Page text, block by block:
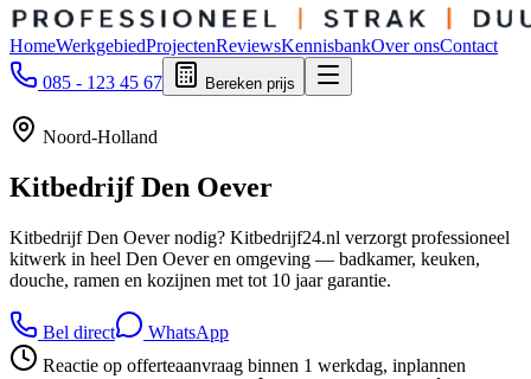
HomeWerkgebiedProjectenReviewsKennisbankOver onsContact
085 - 123 45 67
Bereken prijs
Noord-Holland
KitbedrijfDen Oever
Kitbedrijf Den Oever nodig? Kitbedrijf24.nl verzorgt professioneel
kitwerk in heel Den Oever en omgeving — badkamer, keuken,
douche, ramen en kozijnen met tot 10 jaar garantie.
Bel direct
WhatsApp
Reactie op offerteaanvraag binnen 1 werkdag, inplannen